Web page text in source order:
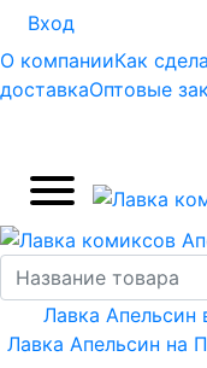
Вход
О компанииКак
доставкаОптовые
Лавка Апельсин
Лавка Апельсин на